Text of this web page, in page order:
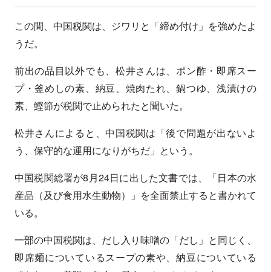
この間、中国税関は、ジワリと「締め付け」を強めたよ
うだ。
前出の品目以外でも、松井さんは、ポン酢・即席スー
プ・釜めしの素、納豆、焼肉たれ、鍋つゆ、浅漬けの
素、鰹節が税関で止められたと聞いた。
松井さんによると、中国税関は「後で問題が出ないよ
う、保守的な運用になりがちだ」という。
中国税関総署が8月24日に出した文書では、「日本の水
産品（及び食用水生動物）」を全面禁止すると書かれて
いる。
一部の中国税関は、だし入り味噌の「だし」と同じく、
即席麺についているスープの素や、納豆についている